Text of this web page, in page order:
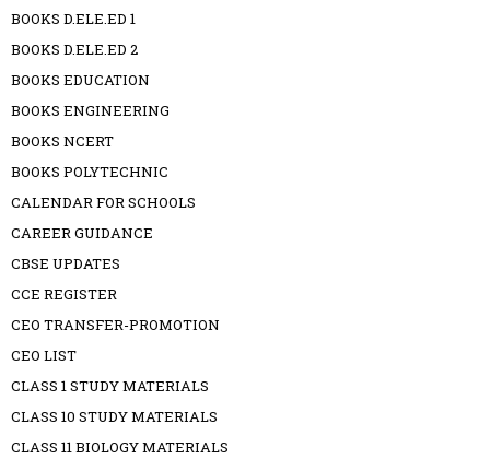
BOOKS D.ELE.ED 1
BOOKS D.ELE.ED 2
BOOKS EDUCATION
BOOKS ENGINEERING
BOOKS NCERT
BOOKS POLYTECHNIC
CALENDAR FOR SCHOOLS
CAREER GUIDANCE
CBSE UPDATES
CCE REGISTER
CEO TRANSFER-PROMOTION
CEO LIST
CLASS 1 STUDY MATERIALS
CLASS 10 STUDY MATERIALS
CLASS 11 BIOLOGY MATERIALS